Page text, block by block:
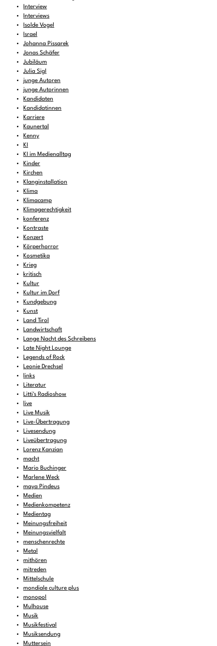
Interview
Interviews
Isolde Vogel
Israel
Johanna Pissarek
Jonas Schäfer
Jubiläum
Julia Sigl
junge Autoren
junge Autorinnen
Kandidaten
Kandidatinnen
Karriere
Kaunertal
Kenny
KI
KI im Medienalltag
Kinder
Kirchen
Klanginstallation
Klima
Klimacamp
Klimagerechtigkeit
konferenz
Kontraste
Konzert
Körperhorror
Kosmetika
Krieg
kritisch
Kultur
Kultur im Dorf
Kundgebung
Kunst
Land Tirol
Landwirtschaft
Lange Nacht des Schreibens
Late Night Lounge
Legends of Rock
Leonie Drechsel
links
Literatur
Litti's Radioshow
live
Live Musik
Live-Übertragung
Livesendung
Liveübertragung
Lorenz Kanzian
macht
Mario Buchinger
Marlene Weck
maya Pindeus
Medien
Medienkompetenz
Medientag
Meinungsfreiheit
Meinungsvielfalt
menschenrechte
Metal
mithören
mitreden
Mittelschule
mondiale culture plus
monopol
Mulhouse
Musik
Musikfestival
Musiksendung
Muttersein